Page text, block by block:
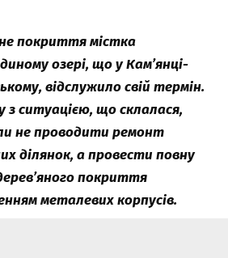
покриття містка
озері, що у Кам’янці-
відслужило свій термін.
з ситуацією, що склалася,
не проводити ремонт
ділянок, а провести повну
покриття
металевих корпусів.